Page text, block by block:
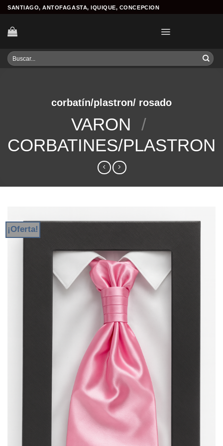
Skip
content
SANTIAGO, ANTOFAGASTA, IQUIQUE, CONCEPCION
Buscar
por:
corbatín/plastron/ rosado
VARON /
CORBATINES/PLASTRON
¡Oferta!